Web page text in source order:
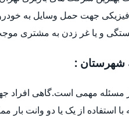
جهت حمل وسایل به
و یا غر زدن به مشتری
شهرستان :
مسئله مهمی است.گاهی افراد
استفاده از یک یا دو وانت